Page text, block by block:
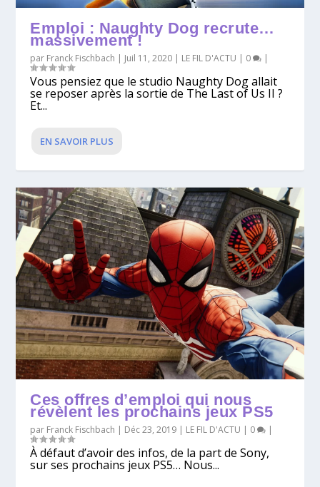
Emploi : Naughty Dog recrute…
massivement !
par Franck Fischbach | Juil 11, 2020 | LE FIL D'ACTU | 0 |
Vous pensiez que le studio Naughty Dog allait
se reposer après la sortie de The Last of Us II ?
Et...
EN SAVOIR PLUS
Ces offres d’emploi qui nous
révèlent les prochains jeux PS5
par Franck Fischbach | Déc 23, 2019 | LE FIL D'ACTU | 0 |
À défaut d’avoir des infos, de la part de Sony,
sur ses prochains jeux PS5… Nous...